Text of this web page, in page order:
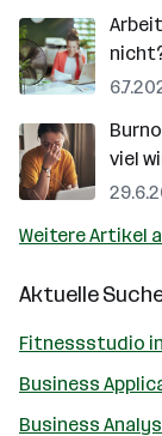
viel
Weitere Artikel
Aktuelle
Fitnessstudio
Business
Business